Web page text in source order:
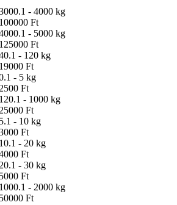
- 4000 kg
Ft
- 5000 kg
Ft
- 120 kg
Ft
- 5 kg
Ft
- 1000 kg
Ft
- 10 kg
Ft
- 20 kg
Ft
- 30 kg
Ft
- 2000 kg
Ft